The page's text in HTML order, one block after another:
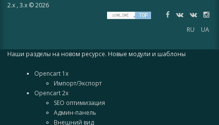
2.x , 3.x © 2026
RU UA
Наши разделы на новом ресурсе. Новые модули и шаблоны
Opencart 1x
Импорт/Экспорт
Opencart 2x
SEO оптимизация
Админ-панель
Внешний вид